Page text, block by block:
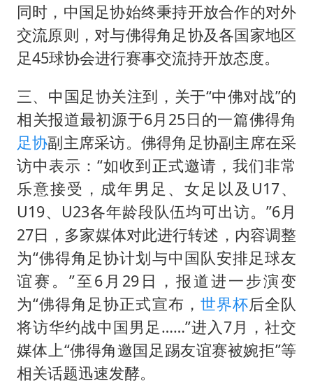
同时，中国足协始终秉持开放合作的对外
交流原则，对与佛得角足协及各国家地区
足45球协会进行赛事交流持开放态度。
三、中国足协关注到，关于“中佛对战”的
相关报道最初源于6月25日的一篇佛得角
足协副主席采访。佛得角足协副主席在采
访中表示：“如收到正式邀请，我们非常
乐意接受，成年男足、女足以及U17、
U19、U23各年龄段队伍均可出访。”6月
27日，多家媒体对此进行转述，内容调整
为“佛得角足协计划与中国队安排足球友
谊赛。”至6月29日，报道进一步演变
为“佛得角足协正式宣布， 世界杯后全队
将访华约战中国男足……”进入7月，社交
媒体上“佛得角邀国足踢友谊赛被婉拒”等
相关话题迅速发酵。